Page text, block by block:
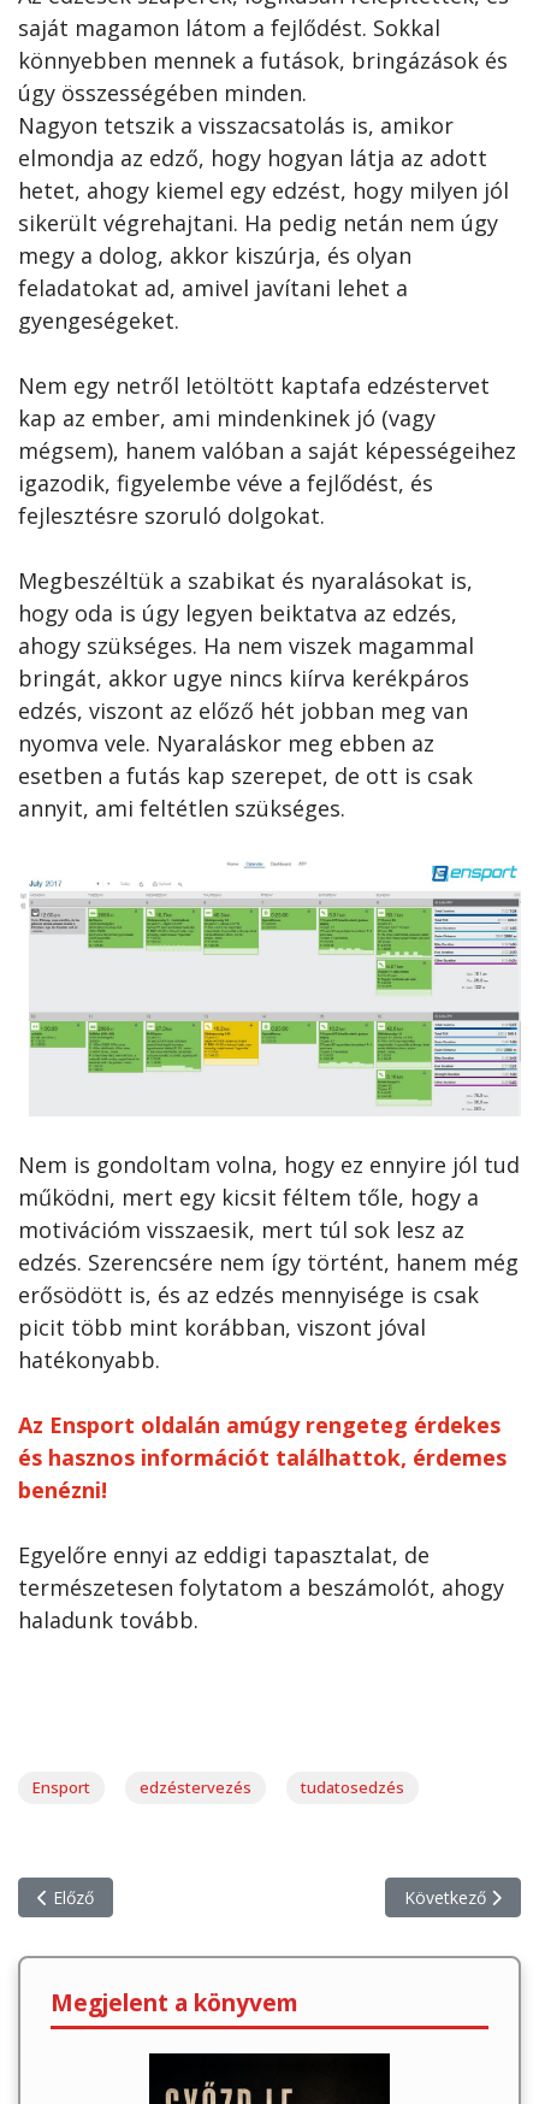
saját magamon látom a fejlődést. Sokkal
könnyebben mennek a futások, bringázások és
úgy összességében minden.
Nagyon tetszik a visszacsatolás is, amikor
elmondja az edző, hogy hogyan látja az adott
hetet, ahogy kiemel egy edzést, hogy milyen jól
sikerült végrehajtani. Ha pedig netán nem úgy
megy a dolog, akkor kiszúrja, és olyan
feladatokat ad, amivel javítani lehet a
gyengeségeket.
Nem egy netről letöltött kaptafa edzéstervet
kap az ember, ami mindenkinek jó (vagy
mégsem), hanem valóban a saját képességeihez
igazodik, figyelembe véve a fejlődést, és
fejlesztésre szoruló dolgokat.
Megbeszéltük a szabikat és nyaralásokat is,
hogy oda is úgy legyen beiktatva az edzés,
ahogy szükséges. Ha nem viszek magammal
bringát, akkor ugye nincs kiírva kerékpáros
edzés, viszont az előző hét jobban meg van
nyomva vele. Nyaraláskor meg ebben az
esetben a futás kap szerepet, de ott is csak
annyit, ami feltétlen szükséges.
Nem is gondoltam volna, hogy ez ennyire jól tud
működni, mert egy kicsit féltem tőle, hogy a
motivációm visszaesik, mert túl sok lesz az
edzés. Szerencsére nem így történt, hanem még
erősödött is, és az edzés mennyisége is csak
picit több mint korábban, viszont jóval
hatékonyabb.
Az Ensport oldalán amúgy rengeteg érdekes
és hasznos információt találhattok, érdemes
benézni!
Egyelőre ennyi az eddigi tapasztalat, de
természetesen folytatom a beszámolót, ahogy
haladunk tovább.
Ensport edzéstervezés tudatosedzés
Előző cikk: Őszi-téli futótippek - Hogyan öltözködjünk a
Előző Következő cikk:
Következő
Megjelent a könyvem